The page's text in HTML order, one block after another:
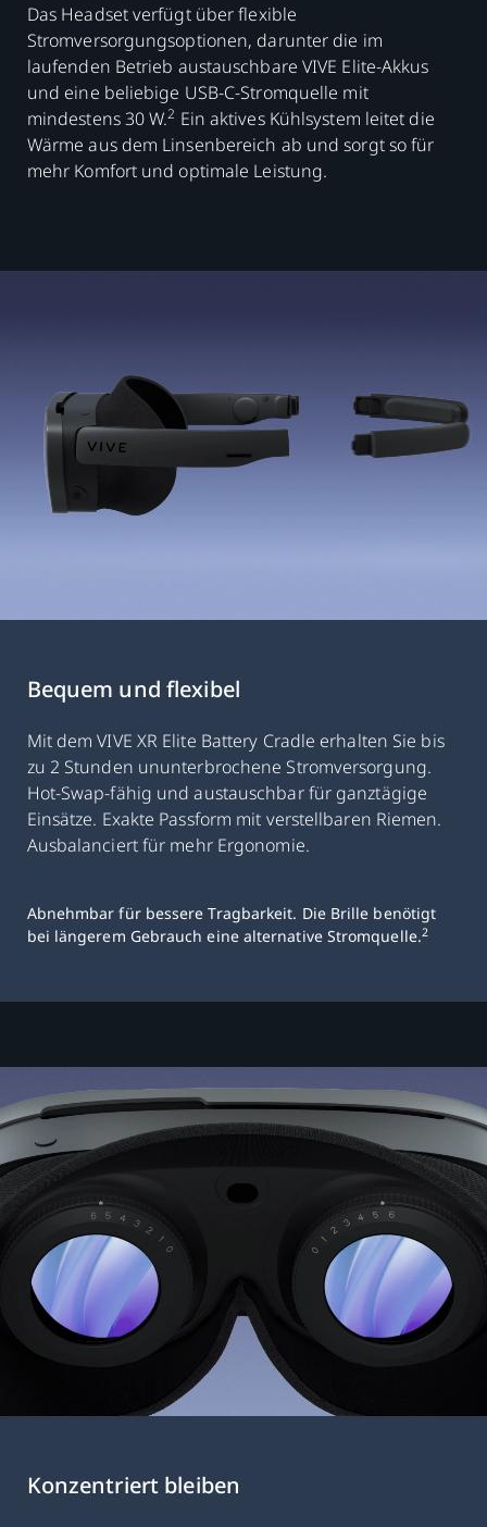
Das Headset verfügt über flexible
Stromversorgungsoptionen, darunter die im
laufenden Betrieb austauschbare VIVE Elite-Akkus
und eine beliebige USB-C-Stromquelle mit
mindestens 30 W.2 Ein aktives Kühlsystem leitet die
Wärme aus dem Linsenbereich ab und sorgt so für
mehr Komfort und optimale Leistung.
Bequem und flexibel
Mit dem VIVE XR Elite Battery Cradle erhalten Sie bis
zu 2 Stunden ununterbrochene Stromversorgung.
Hot-Swap-fähig und austauschbar für ganztägige
Einsätze. Exakte Passform mit verstellbaren Riemen.
Ausbalanciert für mehr Ergonomie.
Abnehmbar für bessere Tragbarkeit. Die Brille benötigt
bei längerem Gebrauch eine alternative Stromquelle.2
Konzentriert bleiben